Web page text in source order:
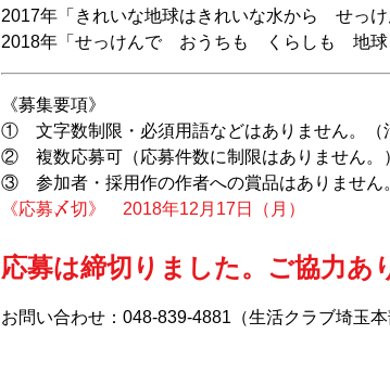
2017年「きれいな地球はきれいな水から せっけ
2018年「せっけんで おうちも くらしも 地球
《募集要項》
① 文字数制限・必須用語などはありません。（
② 複数応募可（応募件数に制限はありません。
③ 参加者・採用作の作者への賞品はありません
《応募〆切》 2018年12月17日（月）
応募は締切りました。ご協力あ
お問い合わせ：048-839-4881（生活クラブ埼玉本